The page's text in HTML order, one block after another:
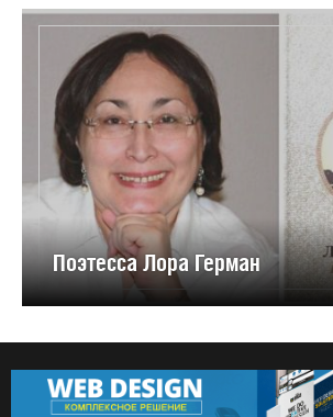
Поэтесса Лора Герман